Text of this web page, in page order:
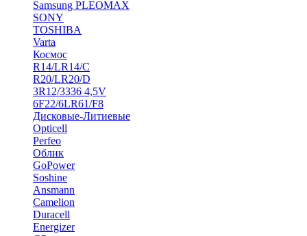
Samsung PLEOMAX
SONY
TOSHIBA
Varta
Космос
R14/LR14/C
R20/LR20/D
3R12/3336 4,5V
6F22/6LR61/F8
Дисковые-Литиевые
Opticell
Perfeo
Облик
GoPower
Soshine
Ansmann
Camelion
Duracell
Energizer